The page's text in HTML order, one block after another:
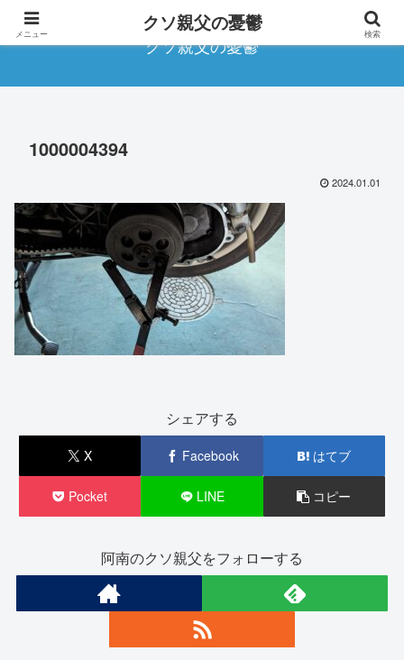
クソ親父の憂鬱
1000004394
2024.01.01
シェアする
X Facebook はてブ
Pocket LINE コピー
阿南のクソ親父をフォローする
メニュー クソ親父の憂鬱 検索